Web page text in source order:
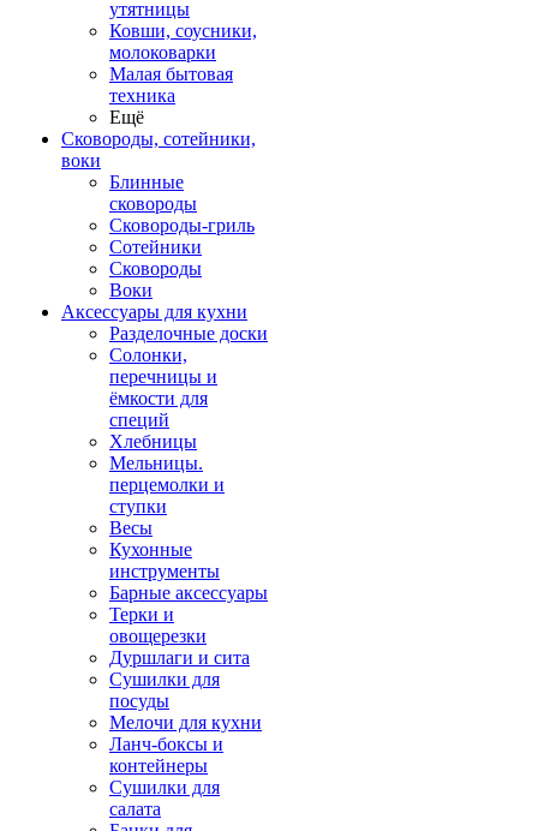
утятницы
Ковши, соусники,
молоковарки
Малая бытовая
техника
Ещё
Сковороды, сотейники,
воки
Блинные
сковороды
Сковороды-гриль
Сотейники
Сковороды
Воки
Аксессуары для кухни
Разделочные доски
Солонки,
перечницы и
ёмкости для
специй
Хлебницы
Мельницы.
перцемолки и
ступки
Весы
Кухонные
инструменты
Барные аксессуары
Терки и
овощерезки
Дуршлаги и сита
Сушилки для
посуды
Мелочи для кухни
Ланч-боксы и
контейнеры
Сушилки для
салата